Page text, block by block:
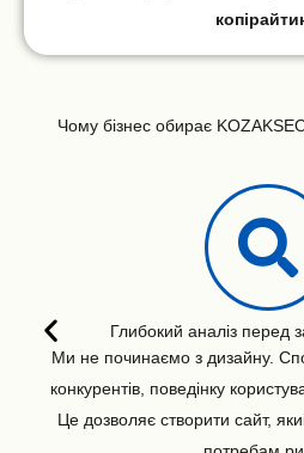
Чому бізнес обирає
Глибокий аналіз перед
Ми не починаємо з дизайну.
конкурентів, поведінку
Це дозволяє створити сайт,